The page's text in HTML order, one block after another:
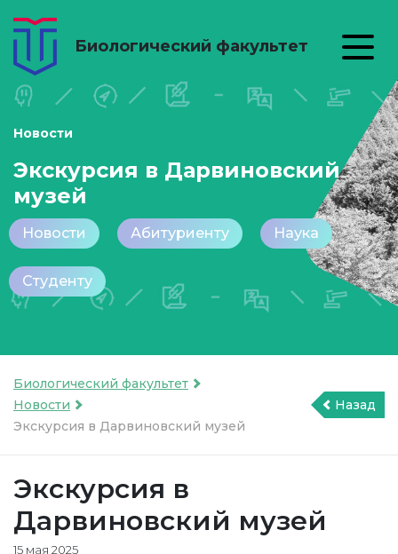
Биологический факультет
Новости
Экскурсия в Дарвиновский
музей
Новости Абитуриенту Наука
Студенту
Биологический факультет
Новости
Экскурсия в Дарвиновский музей
Назад
Экскурсия в
Дарвиновский музей
15 мая 2025